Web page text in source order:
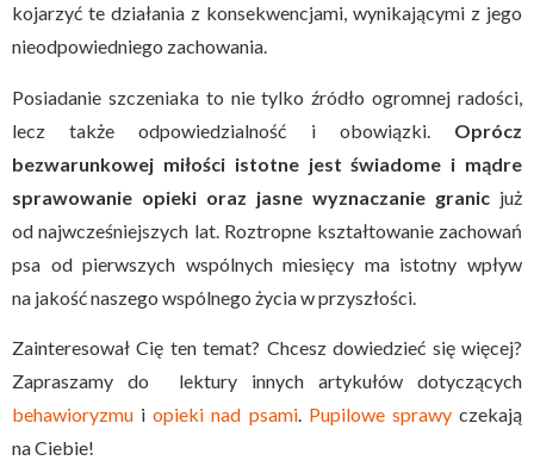
kojarzyć te działania z konsekwencjami, wynikającymi z jego
nieodpowiedniego zachowania.
Posiadanie szczeniaka to nie tylko źródło ogromnej radości,
lecz także odpowiedzialność i obowiązki. Oprócz
bezwarunkowej miłości istotne jest świadome i mądre
sprawowanie opieki oraz jasne wyznaczanie granic już
od najwcześniejszych lat. Roztropne kształtowanie zachowań
psa od pierwszych wspólnych miesięcy ma istotny wpływ
na jakość naszego wspólnego życia w przyszłości.
Zainteresował Cię ten temat? Chcesz dowiedzieć się więcej?
Zapraszamy do lektury innych artykułów dotyczących
behawioryzmu iopieki nad psami. Pupilowe sprawyczekają
na Ciebie!